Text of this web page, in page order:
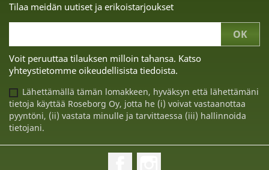
Tilaa meidän uutiset ja erikoistarjoukset
Voit peruuttaa tilauksen milloin tahansa. Katso
yhteystietomme oikeudellisista tiedoista.
Lähettämällä tämän lomakkeen, hyväksyn että lähettämäni
tietoja käyttää Roseborg Oy, jotta he (i) voivat vastaanottaa
pyyntöni, (ii) vastata minulle ja tarvittaessa (iii) hallinnoida
tietojani.